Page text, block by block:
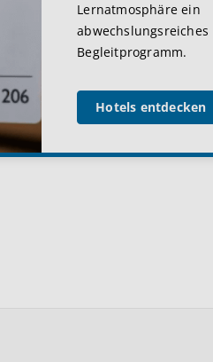
Lernatmosphäre ein
abwechslungsreiches
Begleitprogramm.
Hotels entdecken